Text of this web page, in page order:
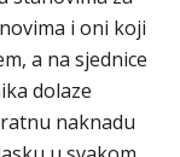
i oni koji
a na sjednice
dolaze
naknadu